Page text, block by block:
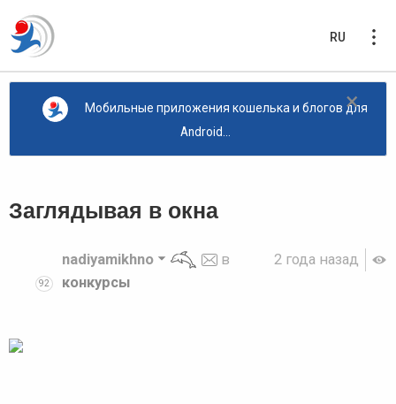
RU
×
Мобильные приложения кошелька и блогов для
Android...
Заглядывая в окна
2 года назад
92
nadiyamikhno
в
конкурсы